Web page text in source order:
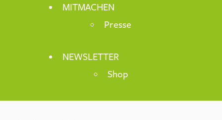
MITMACHEN
Presse
NEWSLETTER
Shop